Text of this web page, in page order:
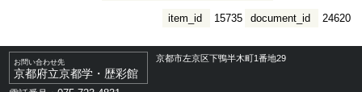
document_id 24620
item_id 15735
お問い合わせ先
京都府立京都学・歴彩館
京都市左京区下鴨半木町1番地29